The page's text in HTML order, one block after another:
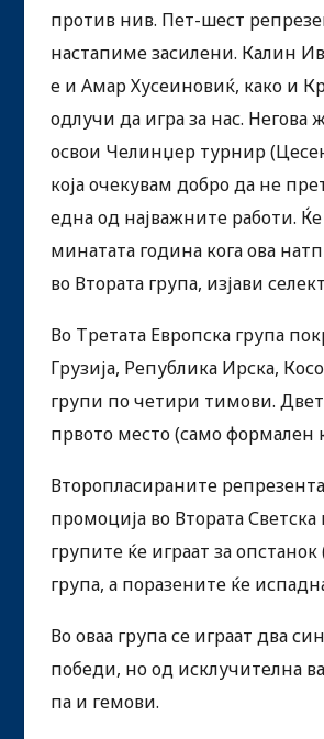
против нив. Пет-шест
настапиме засилени. Калин
е и Амар Хусеиновиќ, како и
одлучи да игра за нас.
освои Челинџер турнир
која очекувам добро да не
една од најважните работи.
минатата година кога ова
во Втората група, изјави
Во Третата Европска група
Грузија, Република Ирска,
групи по четири тимови.
првото место (само формален
Второпласираните
промоција во Втората
групите ќе играат за
група, а поразените ќе
Во оваа група се играат два
победи, но од исклучителна
па и гемови.